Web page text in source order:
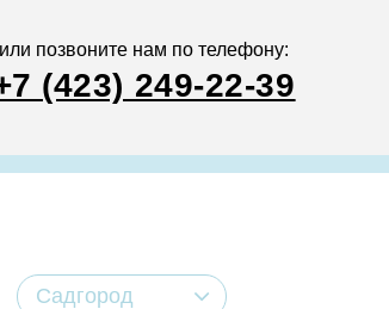
или позвоните нам по телефону:
(423) 249-22-39
Садгород